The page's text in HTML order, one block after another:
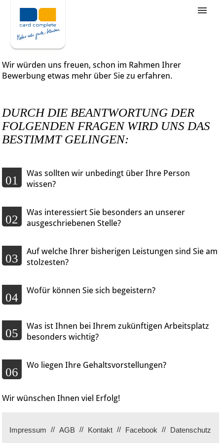
Stellenangebote
Unternehmensziele
Was wir bieten
Wir würden uns freuen, schon im Rahmen Ihrer
Bewerbung etwas mehr über Sie zu erfahren.
DURCH DIE BEANTWORTUNG DER
FOLGENDEN FRAGEN WIRD UNS DAS
BESTIMMT GELINGEN:
01
Was sollten wir unbedingt über Ihre Person
wissen?
02
Was interessiert Sie besonders an unserer
ausgeschriebenen Stelle?
03
Auf welche Ihrer bisherigen Leistungen sind Sie am
stolzesten?
04
Wofür können Sie sich begeistern?
05
Was ist Ihnen bei Ihrem zukünftigen Arbeitsplatz
besonders wichtig?
06
Wo liegen Ihre Gehaltsvorstellungen?
Wir wünschen Ihnen viel Erfolg!
Impressum AGB Kontakt Facebook Datenschutz